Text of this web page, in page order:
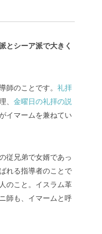
とシーア派で大きく
師のことです。 礼拝
、 金曜日の礼拝の説
イマームを兼ねてい
従兄弟で女婿であっ
れる指導者のことで
のこと。イスラム革
師も、イマームと呼